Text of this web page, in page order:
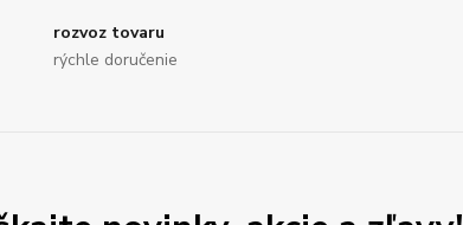
rozvoz tovaru
rýchle doručenie